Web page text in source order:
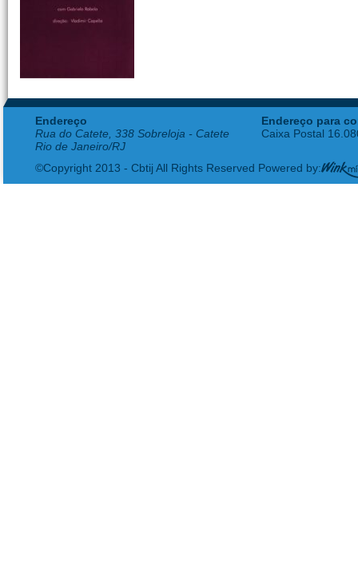
Endereço
Rua do Catete, 338 Sobreloja - Catete
Rio de Janeiro/RJ
Endereço para
Caixa Postal
©Copyright 2013 - Cbtij All Rights Reserved Powered by: